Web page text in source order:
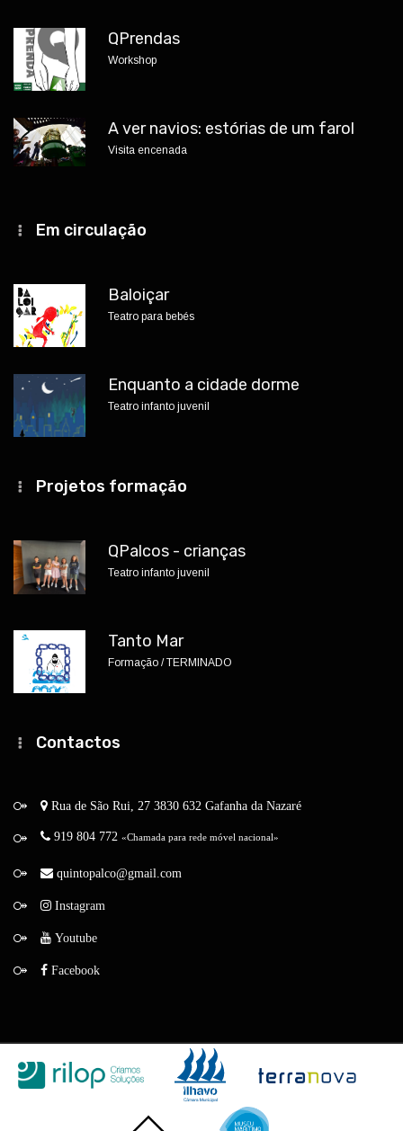
QPrendas
Workshop
A ver navios: estórias de um farol
Visita encenada
Em circulação
Baloiçar
Teatro para bebés
Enquanto a cidade dorme
Teatro infanto juvenil
Projetos formação
QPalcos - crianças
Teatro infanto juvenil
Tanto Mar
Formação / TERMINADO
Contactos
Rua de São Rui, 27 3830 632 Gafanha da Nazaré
919 804 772 «Chamada para rede móvel nacional»
quintopalco@gmail.com
Instagram
Youtube
Facebook